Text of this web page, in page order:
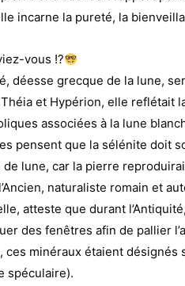
incarne la pureté, la
vous !?
déesse grecque de la lune,
et Hypérion, elle reflétait
associées à la lune
pensent que la sélénite doit
lune, car la pierre reproduirait
naturaliste romain et
atteste que durant
des fenêtres afin de pallier
ces minéraux étaient désignés
spéculaire).